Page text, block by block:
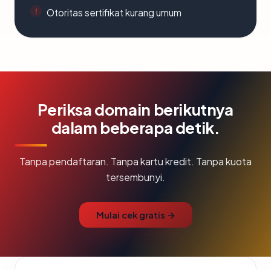
Otoritas sertifikat kurang umum
Periksa domain berikutnya
dalam beberapa detik.
Tanpa pendaftaran. Tanpa kartu kredit. Tanpa kuota
tersembunyi.
Mulai cek gratis →